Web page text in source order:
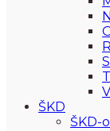
ŠKD
ŠKD-